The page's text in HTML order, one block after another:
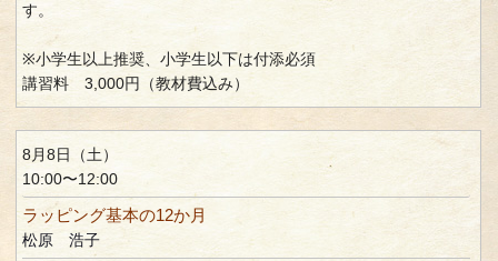
す。
※小学生以上推奨、小学生以下は付添必須
講習料 3,000円（教材費込み）
8月8日（土）
10:00〜12:00
ラッピング基本の12か月
松原 浩子